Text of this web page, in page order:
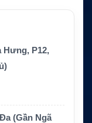
Hưng, P12,
(Gần Ngã